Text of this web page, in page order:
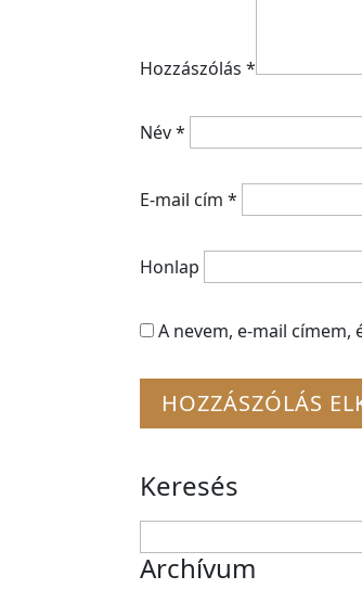
Hozzászólás *
Név*
E-mail cím *
Honlap
A nevem, e-mail
Keresés
Archívum